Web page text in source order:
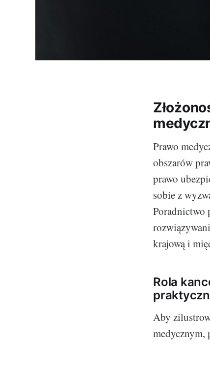
Prawo
obszarów
prawo
sobie z
Poradnictwo
krajową i
Rola
Aby